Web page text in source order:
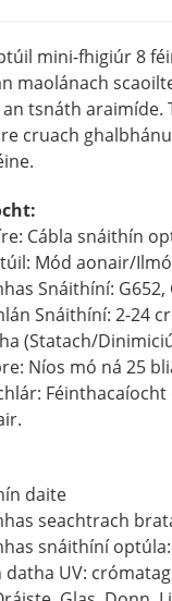
mini-fhigiúr 8
maolánach
tsnáth araimíde.
cruach
Cábla snáithín
Mód aonair/
Snáithíní:
Snáithíní: 2-24
(Statach/
Níos mó ná 25
daite
seachtrach
snáithíní
datha UV: